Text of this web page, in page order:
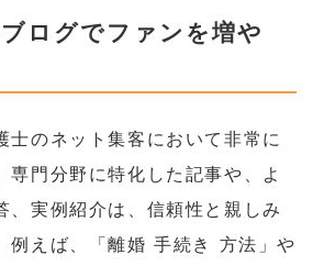
ログでファンを増や
士のネット集客において非常に
専門分野に特化した記事や、よ
、実例紹介は、信頼性と親しみ
例えば、「離婚 手続き 方法」や